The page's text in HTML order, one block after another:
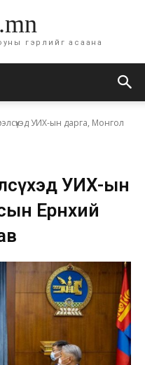
гэрлийг асаана
УИХ-ын дарга, Монгол
УИХ-ын
Ерөнхий